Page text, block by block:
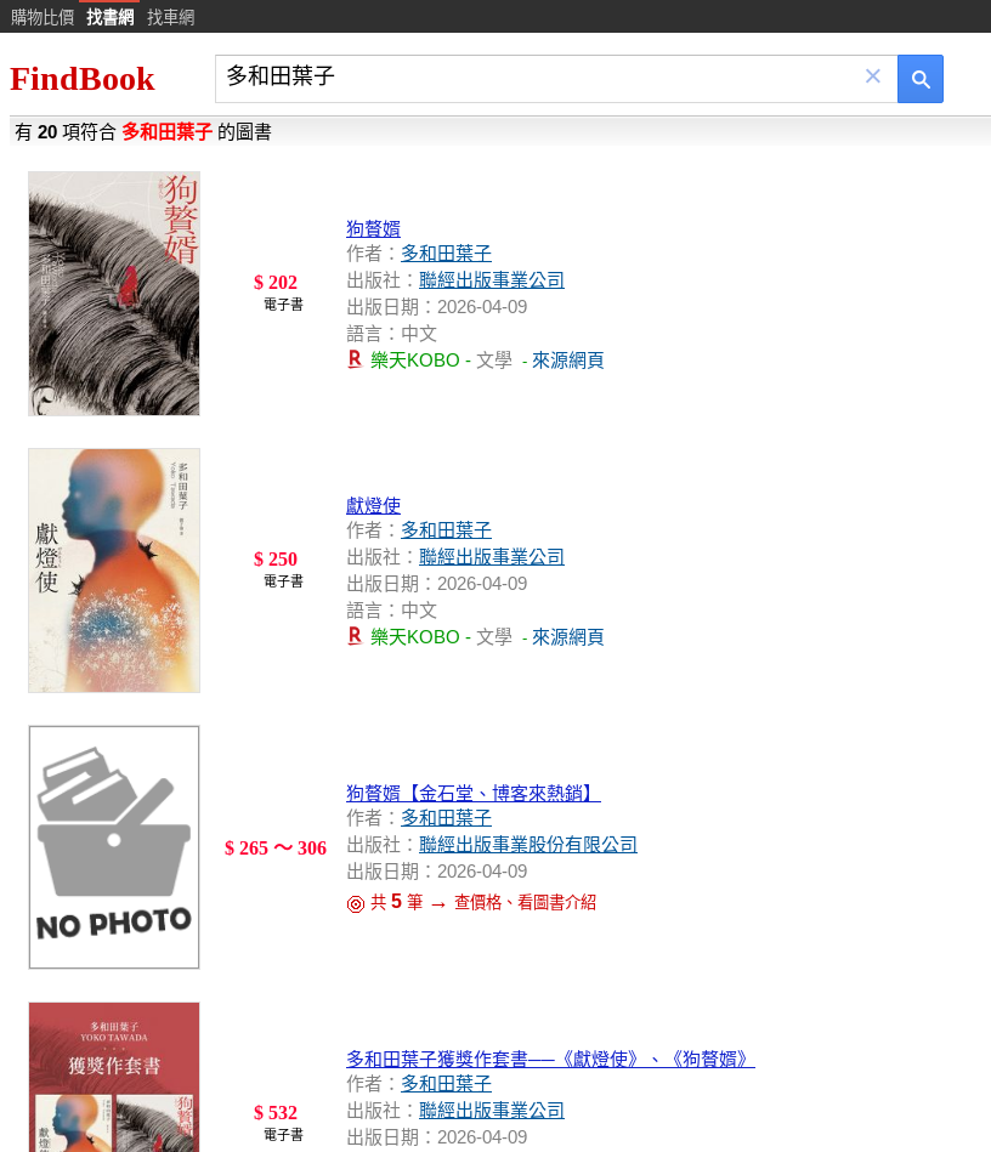
購物比價 找書網 找車網
FindBook ×
有 20 項符合 多和田葉子 的圖書
$ 202
電子書
狗贅婿
作者： 多和田葉子
出版社： 聯經出版事業公司
出版日期：2026-04-09
語言：中文
樂天KOBO - 文學 - 來源網頁
$ 250
電子書
獻燈使
作者： 多和田葉子
出版社： 聯經出版事業公司
出版日期：2026-04-09
語言：中文
樂天KOBO - 文學 - 來源網頁
$ 265 ～ 306
狗贅婿【金石堂、博客來熱銷】
作者： 多和田葉子
出版社： 聯經出版事業股份有限公司
出版日期：2026-04-09
共 5 筆 → 查價格、看圖書介紹
$ 532
電子書
多和田葉子獲獎作套書──《獻燈使》、《狗贅婿》
作者： 多和田葉子
出版社： 聯經出版事業公司
出版日期：2026-04-09